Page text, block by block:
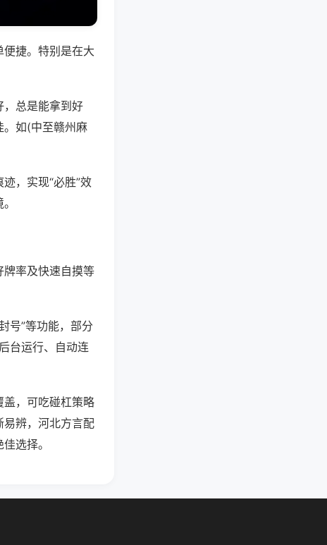
捷。特别是在大
，总是能拿到好
。如(中至赣州麻
，实现“必胜”效
率及快速自摸等
号”等功能，部分
台运行、自动连
，可吃碰杠策略
辨，河北方言配
选择。